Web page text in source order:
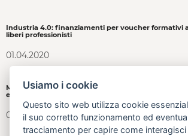
Industria 4.0: finanziamenti per voucher formativi
liberi professionisti
01.04.2020
Microcredito: finanziamenti per start up e nuove
esaurimento fondi
04.03.2020
Usiamo i cookie
Questo sito web utilizza cookie
il suo corretto funzionamento ed
tracciamento per capire come